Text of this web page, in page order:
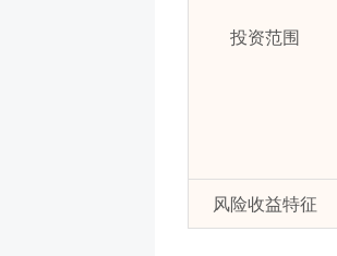
投资范围
风险收益特征